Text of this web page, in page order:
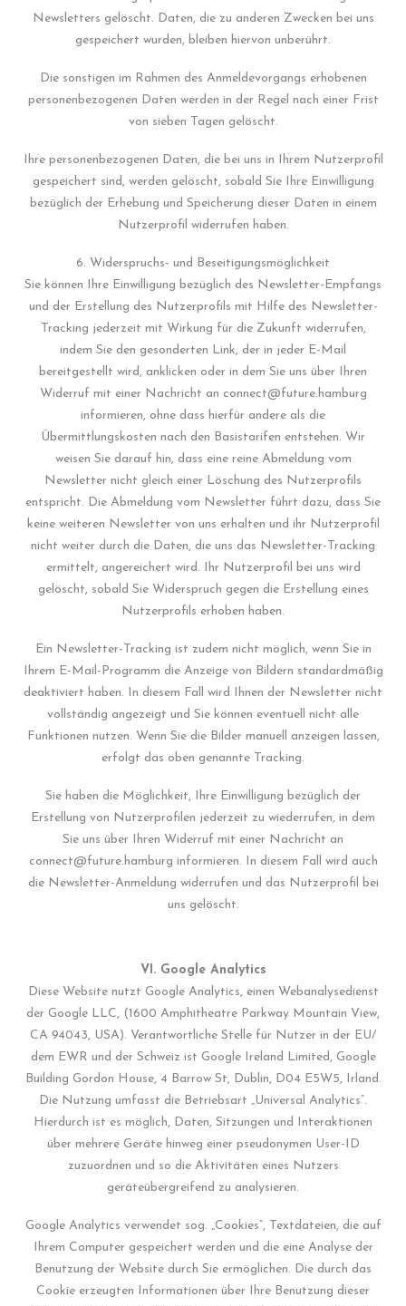
Newsletters gelöscht. Daten, die zu anderen Zwecken bei uns
gespeichert wurden, bleiben hiervon unberührt.
Die sonstigen im Rahmen des Anmeldevorgangs erhobenen
personenbezogenen Daten werden in der Regel nach einer Frist
von sieben Tagen gelöscht.
Ihre personenbezogenen Daten, die bei uns in Ihrem Nutzerprofil
gespeichert sind, werden gelöscht, sobald Sie Ihre Einwilligung
bezüglich der Erhebung und Speicherung dieser Daten in einem
Nutzerprofil widerrufen haben.
6. Widerspruchs- und Beseitigungsmöglichkeit
Sie können Ihre Einwilligung bezüglich des Newsletter-Empfangs
und der Erstellung des Nutzerprofils mit Hilfe des Newsletter-
Tracking jederzeit mit Wirkung für die Zukunft widerrufen,
indem Sie den gesonderten Link, der in jeder E-Mail
bereitgestellt wird, anklicken oder in dem Sie uns über Ihren
Widerruf mit einer Nachricht an connect@future.hamburg
informieren, ohne dass hierfür andere als die
Übermittlungskosten nach den Basistarifen entstehen. Wir
weisen Sie darauf hin, dass eine reine Abmeldung vom
Newsletter nicht gleich einer Löschung des Nutzerprofils
entspricht. Die Abmeldung vom Newsletter führt dazu, dass Sie
keine weiteren Newsletter von uns erhalten und ihr Nutzerprofil
nicht weiter durch die Daten, die uns das Newsletter-Tracking
ermittelt, angereichert wird. Ihr Nutzerprofil bei uns wird
gelöscht, sobald Sie Widerspruch gegen die Erstellung eines
Nutzerprofils erhoben haben.
Ein Newsletter-Tracking ist zudem nicht möglich, wenn Sie in
Ihrem E-Mail-Programm die Anzeige von Bildern standardmäßig
deaktiviert haben. In diesem Fall wird Ihnen der Newsletter nicht
vollständig angezeigt und Sie können eventuell nicht alle
Funktionen nutzen. Wenn Sie die Bilder manuell anzeigen lassen,
erfolgt das oben genannte Tracking.
Sie haben die Möglichkeit, Ihre Einwilligung bezüglich der
Erstellung von Nutzerprofilen jederzeit zu wiederrufen, in dem
Sie uns über Ihren Widerruf mit einer Nachricht an
connect@future.hamburg informieren. In diesem Fall wird auch
die Newsletter-Anmeldung widerrufen und das Nutzerprofil bei
uns gelöscht.
VI. Google Analytics
Diese Website nutzt Google Analytics, einen Webanalysedienst
der Google LLC, (1600 Amphitheatre Parkway Mountain View,
CA 94043, USA). Verantwortliche Stelle für Nutzer in der EU/
dem EWR und der Schweiz ist Google Ireland Limited, Google
Building Gordon House, 4 Barrow St, Dublin, D04 E5W5, Irland.
Die Nutzung umfasst die Betriebsart „Universal Analytics“.
Hierdurch ist es möglich, Daten, Sitzungen und Interaktionen
über mehrere Geräte hinweg einer pseudonymen User-ID
zuzuordnen und so die Aktivitäten eines Nutzers
geräteübergreifend zu analysieren.
Google Analytics verwendet sog. „Cookies“, Textdateien, die auf
Ihrem Computer gespeichert werden und die eine Analyse der
Benutzung der Website durch Sie ermöglichen. Die durch das
Cookie erzeugten Informationen über Ihre Benutzung dieser